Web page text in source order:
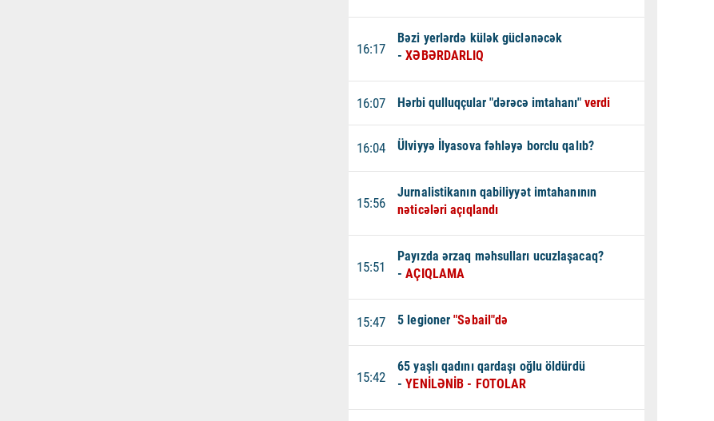
16:17
Bəzi yerlərdə külək güclənəcək
-XƏBƏRDARLIQ
16:07 Hərbi qulluqçular "dərəcə imtahanı"verdi
16:04 Ülviyyə İlyasova fəhləyə borclu qalıb?
15:56
Jurnalistikanın qabiliyyət imtahanının
nəticələri açıqlandı
15:51
Payızda ərzaq məhsulları ucuzlaşacaq?
-AÇIQLAMA
15:47 5 legioner"Səbail"də
15:42
65 yaşlı qadını qardaşı oğlu öldürdü
-YENİLƏNİB - FOTOLAR